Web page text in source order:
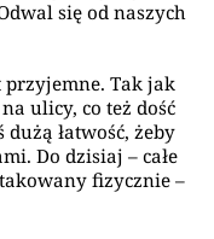
się od naszych
przyjemne. Tak jak
ulicy, co też dość
łatwość, żeby
Do dzisiaj – całe
fizycznie –